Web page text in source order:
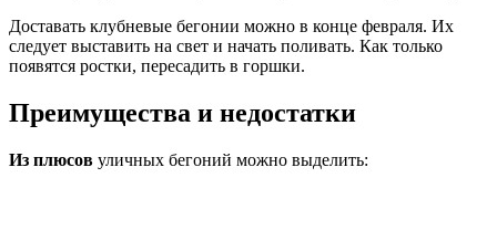
Доставать клубневые бегонии можно в конце февраля. Их
следует выставить на свет и начать поливать. Как только
появятся ростки, пересадить в горшки.
Преимущества и недостатки
Из плюсов уличных бегоний можно выделить: